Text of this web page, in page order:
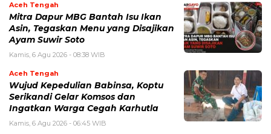
Aceh Tengah
‎Mitra Dapur MBG Bantah Isu Ikan
Asin, Tegaskan Menu yang Disajikan
Ayam Suwir Soto
Kamis, 6 Agu 2026 - 08:38 WIB
Aceh Tengah
‎Wujud Kepedulian Babinsa, Koptu
Serikandi Gelar Komsos dan
Ingatkan Warga Cegah Karhutla ‎
Kamis, 6 Agu 2026 - 06:45 WIB